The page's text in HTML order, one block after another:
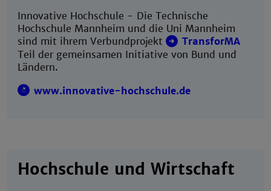
Innovative Hochschule - Die Technische
Hochschule Mannheim und die Uni Mannheim
sind mit ihrem Verbundprojekt
TransforMA
Teil der gemeinsamen Initiative von Bund und
Ländern.
www.innovative-hochschule.de
Hochschule und Wirtschaft